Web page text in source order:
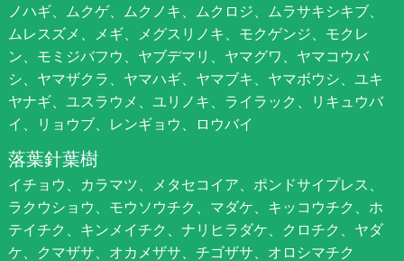
ノハギ、ムクゲ、ムクノキ、ムクロジ、ムラサキシキブ、
ムレスズメ、メギ、メグスリノキ、モクゲンジ、モクレ
ン、モミジバフウ、ヤブデマリ、ヤマグワ、ヤマコウバ
シ、ヤマザクラ、ヤマハギ、ヤマブキ、ヤマボウシ、ユキ
ヤナギ、ユスラウメ、ユリノキ、ライラック、リキュウバ
イ、リョウブ、レンギョウ、ロウバイ
落葉針葉樹
イチョウ、カラマツ、メタセコイア、ポンドサイプレス、
ラクウショウ、モウソウチク、マダケ、キッコウチク、ホ
テイチク、キンメイチク、ナリヒラダケ、クロチク、ヤダ
ケ、クマザサ、オカメザサ、チゴザサ、オロシマチク